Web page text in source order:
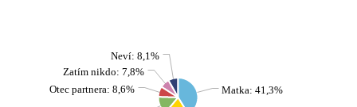
Matka: 41,3%
Otec partnera: 8,6%
Zatím nikdo: 7,8%
Neví: 8,1%